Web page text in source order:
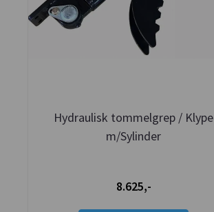
Hydraulisk tommelgrep / Klype
m/Sylinder
8.625,-